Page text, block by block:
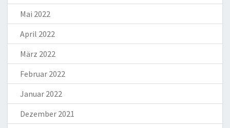
Mai 2022
April 2022
März 2022
Februar 2022
Januar 2022
Dezember 2021